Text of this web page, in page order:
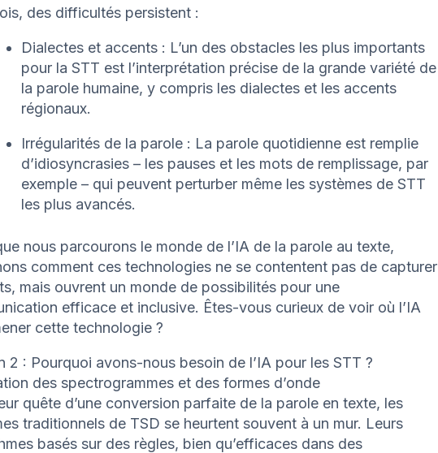
des difficultés persistent :
Dialectes et accents : L’un des obstacles les plus importants
pour la STT est l’interprétation précise de la grande variété de
la parole humaine, y compris les dialectes et les accents
régionaux.
Irrégularités de la parole : La parole quotidienne est remplie
d’idiosyncrasies – les pauses et les mots de remplissage, par
exemple – qui peuvent perturber même les systèmes de STT
les plus avancés.
nous parcourons le monde de l’IA de la parole au texte,
comment ces technologies ne se contentent pas de capturer
mais ouvrent un monde de possibilités pour une
efficace et inclusive. Êtes-vous curieux de voir où l’IA
cette technologie ?
2 : Pourquoi avons-nous besoin de l’IA pour les STT ?
des spectrogrammes et des formes d’onde
quête d’une conversion parfaite de la parole en texte, les
traditionnels de TSD se heurtent souvent à un mur. Leurs
basés sur des règles, bien qu’efficaces dans des